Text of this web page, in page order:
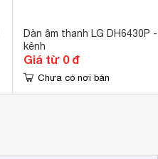
Dàn âm thanh LG DH6430P
kênh
Giá từ 0 đ
Chưa có nơi bán